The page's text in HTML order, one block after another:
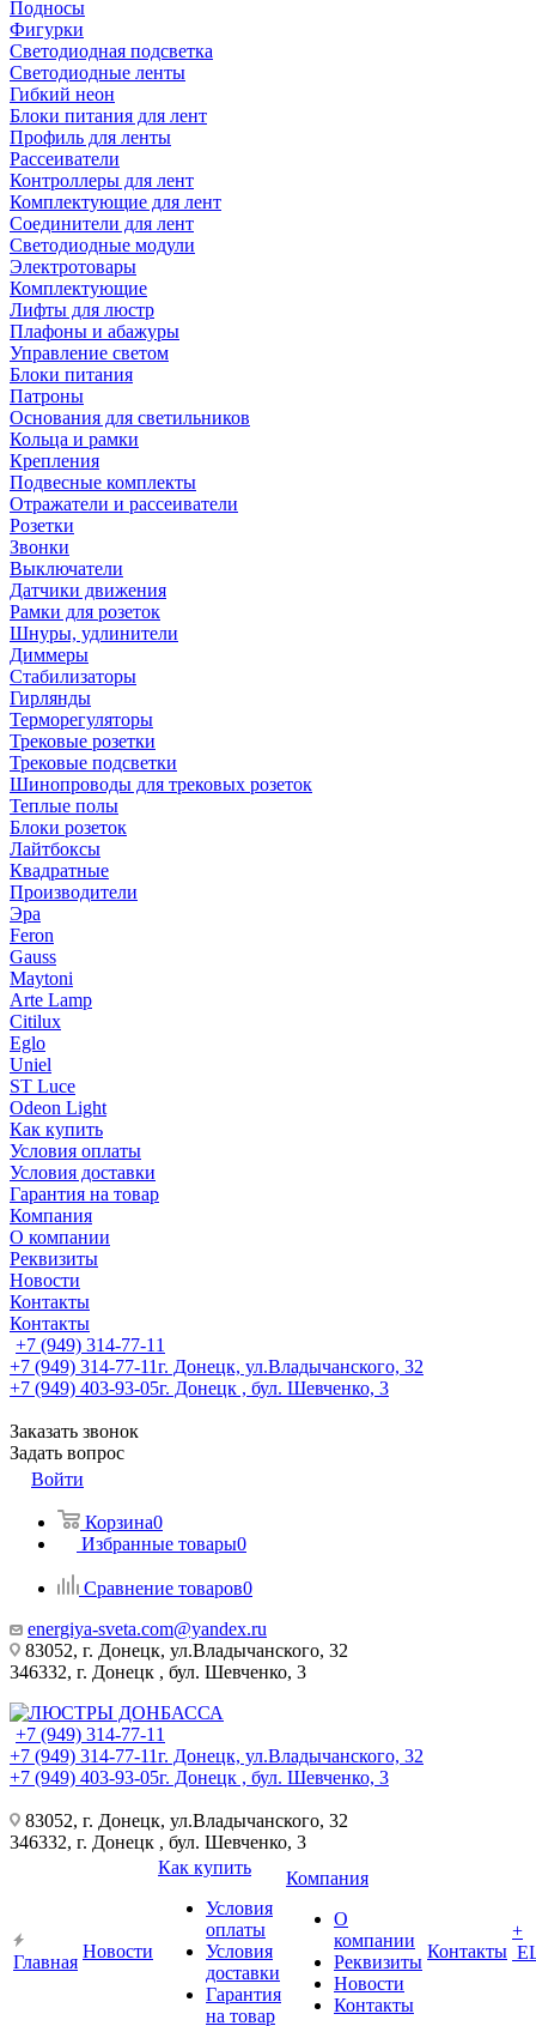
Подносы
Фигурки
Светодиодная подсветка
Светодиодные ленты
Гибкий неон
Блоки питания для лент
Профиль для ленты
Рассеиватели
Контроллеры для лент
Комплектующие для лент
Соединители для лент
Светодиодные модули
Электротовары
Комплектующие
Лифты для люстр
Плафоны и абажуры
Управление светом
Блоки питания
Патроны
Основания для светильников
Кольца и рамки
Крепления
Подвесные комплекты
Отражатели и рассеиватели
Розетки
Звонки
Выключатели
Датчики движения
Рамки для розеток
Шнуры, удлинители
Диммеры
Стабилизаторы
Гирлянды
Терморегуляторы
Трековые розетки
Трековые подсветки
Шинопроводы для трековых розеток
Теплые полы
Блоки розеток
Лайтбоксы
Квадратные
Производители
Эра
Feron
Gauss
Maytoni
Arte Lamp
Citilux
Eglo
Uniel
ST Luce
Odeon Light
Как купить
Условия оплаты
Условия доставки
Гарантия на товар
Компания
О компании
Реквизиты
Новости
Контакты
Контакты
+7 (949) 314-77-11
+7 (949) 314-77-11г. Донецк, ул.Владычанского, 32
+7 (949) 403-93-05г. Донецк , бул. Шевченко, 3
Заказать звонок
Задать вопрос
Войти
Корзина0
Избранные товары0
Сравнение товаров0
energiya-sveta.com@yandex.ru
83052, г. Донецк, ул.Владычанского, 32
346332, г. Донецк , бул. Шевченко, 3
+7 (949) 314-77-11
+7 (949) 314-77-11г. Донецк, ул.Владычанского, 32
+7 (949) 403-93-05г. Донецк , бул. Шевченко, 3
83052, г. Донецк, ул.Владычанского, 32
346332, г. Донецк , бул. Шевченко, 3
Главная
Новости
Как купить
Условия
оплаты
Условия
доставки
Гарантия
на товар
Компания
О
компании
Реквизиты
Новости
Контакты
Контакты
+